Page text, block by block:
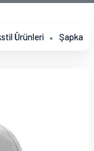
Ürünleri Şapka